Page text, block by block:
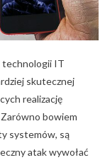
technologii IT
skutecznej
realizację
bowiem
systemów, są
atak wywołać